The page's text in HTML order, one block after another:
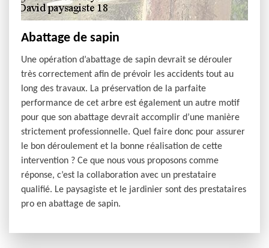
Abattage de sapin
Une opération d’abattage de sapin devrait se dérouler
très correctement afin de prévoir les accidents tout au
long des travaux. La préservation de la parfaite
performance de cet arbre est également un autre motif
pour que son abattage devrait accomplir d’une manière
strictement professionnelle. Quel faire donc pour assurer
le bon déroulement et la bonne réalisation de cette
intervention ? Ce que nous vous proposons comme
réponse, c’est la collaboration avec un prestataire
qualifié. Le paysagiste et le jardinier sont des prestataires
pro en abattage de sapin.